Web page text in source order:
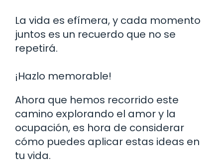
La vida es efímera, y cada momento
juntos es un recuerdo que no se
repetirá.
¡Hazlo memorable!
Ahora que hemos recorrido este
camino explorando el amor y la
ocupación, es hora de considerar
cómo puedes aplicar estas ideas en
tu vida.